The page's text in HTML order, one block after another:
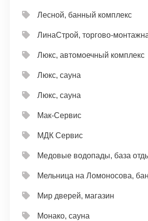
Лесной, банный комплекс
ЛинаСтрой, торгово-
Люкс, автомоечный комплекс
Люкс, сауна
Люкс, сауна
Мак-Сервис
МДК Сервис
Медовые водопады, база
Мельница на Ломоносова,
Мир дверей, магазин
Монако, сауна